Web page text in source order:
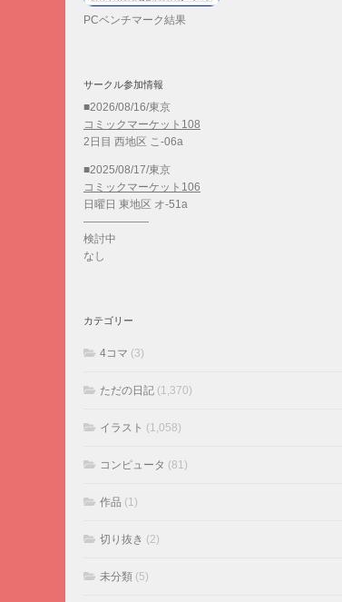
PCベンチマーク結果
サークル参加情報
■2026/08/16/東京
コミックマーケット108
2日目 西地区 こ-06a
■2025/08/17/東京
コミックマーケット106
日曜日 東地区 オ-51a
——————
検討中
なし
カテゴリー
4コマ (3)
ただの日記 (1,370)
イラスト (1,058)
コンピュータ (81)
作品 (1)
切り抜き (2)
未分類 (5)